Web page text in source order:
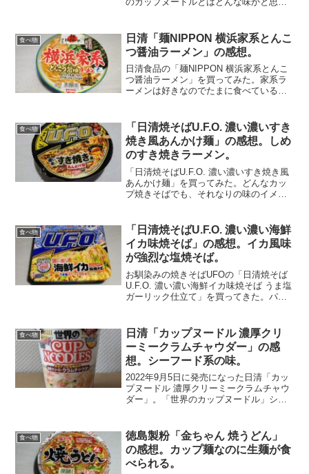
かれている。餃子のタレがついている。
食べる直前に入れ...
食べ物
日清「麺NIPPON 横浜家系とんこ
つ醤油ラーメン」の感想。
日清食品の「麺NIPPON 横浜家系とんこ
つ醤油ラーメン」を買ってみた。家系ラ
ーメンは好きなのでたまに食べているの
た。かやくと液体スープ、それに焼きの
りも付いている。かや...
食べ物
「日清焼そばU.F.O. 濃い濃いすき
焼き風あんかけ麺」の感想。しめ
のすき焼きラーメン。
「日清焼そばU.F.O. 濃い濃いすき焼き風
あんかけ麺」を買ってみた。どんなカッ
プ焼きそばでも、それなりの味のイメー
ないからだ。湯切りをしなかったら、す
き焼き味のラーメ...
食べ物
「日清焼そばU.F.O. 濃い濃い海鮮
イカ味焼そば」の感想。イカ風味
が強烈な塩焼そば。
お馴染みの焼きそばUFOの「日清焼そば
U.F.O. 濃い濃い海鮮イカ味焼そば うま塩
ガーリック仕立て」を買ってきた。パッ
と紅生姜ふりかけ。他の具材は既に麺と
一緒に入っ...
食べ物
日清「カップヌードル 濃厚クリ
ーミークラムチャウダー」の感
想。シーフード系の味。
2022年9月5日に発売になった日清「カッ
プヌードル 濃厚クリーミークラムチャウ
ダー」。「世界のカップヌードル」シリ
た。中身は、クリーム粉末がたくさん入
っている。ジャガ...
食べ物
徳島製粉「金ちゃん 焼うどん」
の感想。カップ麺なのに生麺が食
べられる。